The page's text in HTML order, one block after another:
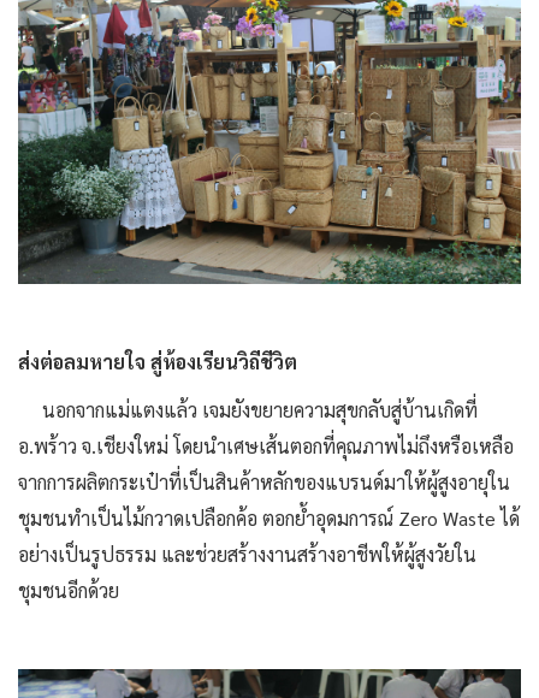
ส่งต่อลมหายใจ สู่ห้องเรียนวิถีชีวิต
นอกจากแม่แตงแล้ว เจมยังขยายความสุขกลับสู่บ้านเกิดที่
อ.พร้าว จ.เชียงใหม่ โดยนำเศษเส้นตอกที่คุณภาพไม่ถึงหรือเหลือ
จากการผลิตกระเป๋าที่เป็นสินค้าหลักของแบรนด์มาให้ผู้สูงอายุใน
ชุมชนทำเป็นไม้กวาดเปลือกค้อ ตอกย้ำอุดมการณ์ Zero Waste ได้
อย่างเป็นรูปธรรม และช่วยสร้างงานสร้างอาชีพให้ผู้สูงวัยใน
ชุมชนอีกด้วย